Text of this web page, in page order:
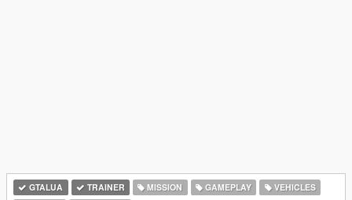
GTALUA TRAINER MISSION GAMEPLAY
VEHICLES